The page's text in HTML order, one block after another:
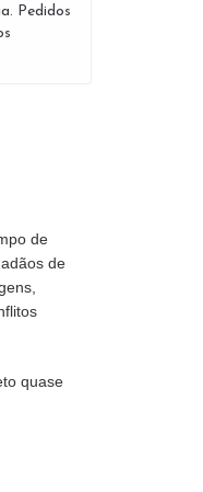
Pedidos
de
de
quase